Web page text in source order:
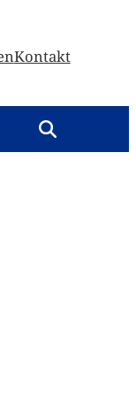
Kontakt